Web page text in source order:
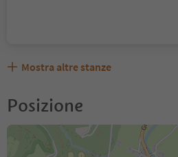
Mostra altre stanze
Posizione